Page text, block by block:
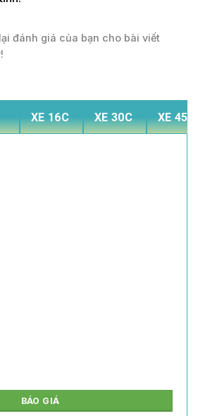
đánh giá của bạn cho bài viết
XE 16C XE 30C XE 45C
BÁO GIÁ